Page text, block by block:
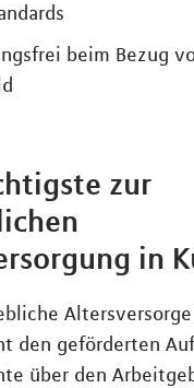
beim Bezug
zur
in
Altersversorge
den geförderten
über den